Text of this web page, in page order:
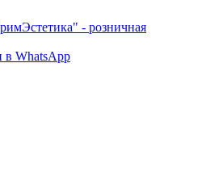
- розничная
в WhatsApp